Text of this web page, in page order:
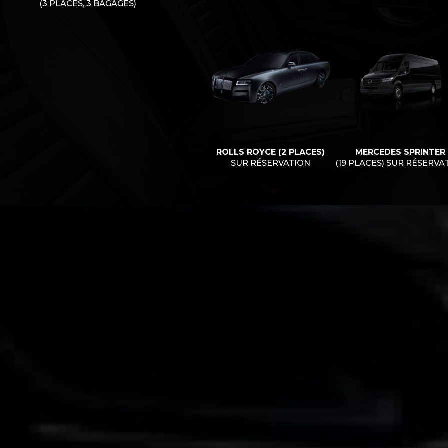
(3 PLACES, 3 BAGAGES)
ROLLS ROYCE (2 PLACES)
SUR RÉSERVATION
MERCEDES SPRINTER
(19 PLACES) SUR